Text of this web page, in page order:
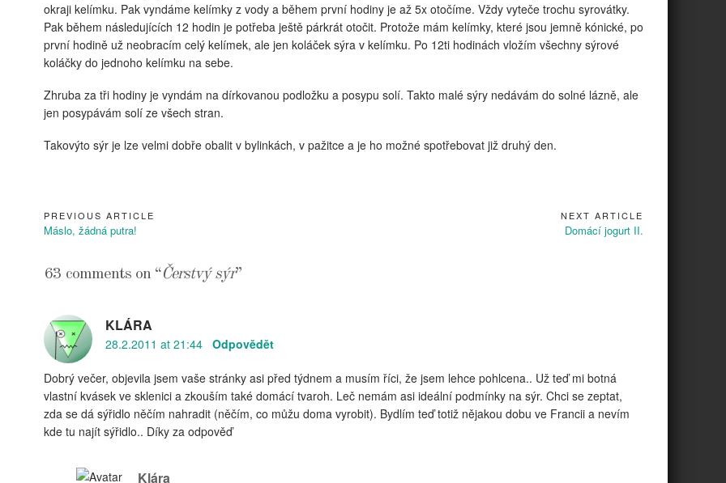
okraji kelímku. Pak vyndáme kelímky z vody a během první hodiny je až 5x otočíme. Vždy vyteče trochu syrovátky.
Pak během následujících 12 hodin je potřeba ještě párkrát otočit. Protože mám kelímky, které jsou jemně kónické, po
první hodině už neobracím celý kelímek, ale jen koláček sýra v kelímku. Po 12ti hodinách vložím všechny sýrové
koláčky do jednoho kelímku na sebe.
Zhruba za tři hodiny je vyndám na dírkovanou podložku a posypu solí. Takto malé sýry nedávám do solné lázně, ale
jen posypávám solí ze všech stran.
Takovýto sýr je lze velmi dobře obalit v bylinkách, v pažitce a je ho možné spotřebovat již druhý den.
Navigace
příspěvek
PREVIOUS ARTICLE
Previous
Máslo, žádná putra!
NEXT ARTICLE
Next
Domácí jogurt II.
63 comments on “Čerstvý sýr”
KLÁRA
28.2.2011 at 21:44 Odpovědět
Dobrý večer, objevila jsem vaše stránky asi před týdnem a musím říci, že jsem lehce pohlcena.. Už teď mi botná
vlastní kvásek ve sklenici a zkouším také domácí tvaroh. Leč nemám asi ideální podmínky na sýr. Chci se zeptat,
zda se dá sýřidlo něčím nahradit (něčím, co můžu doma vyrobit). Bydlím teď totiž nějakou dobu ve Francii a nevím
kde tu najít sýřidlo.. Díky za odpověď
Klára